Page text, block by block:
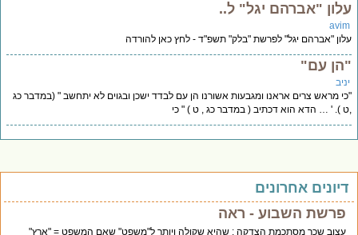
"אברהם יגל" ל..
"אברהם יגל" לפרשת "בלק" תשפ"ד - לחץ כאן להורדה
עם"
מראש צרים אראנו ומגבעות אשורנו הן עם לבדד ישכן ובגוים לא יתחשב " (במדבר כג
). ' … הדא הוא דכתיב ( במדבר כג , ט ) " כי
אחרונים
פרשת השבוע - ראה
עצוב שכך מסתכמת הצדקה : שהיא שקולה ויותר ל"משפט" שאם המשפט = "ארץ"